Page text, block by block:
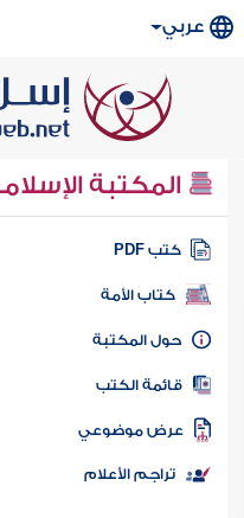
عربي
المكتبة
كتب PDF
كتاب الأمة
المكتبة
الكتب
موضوعي